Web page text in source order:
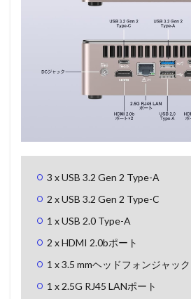
3 x USB 3.2 Gen 2 Type-A
2 x USB 3.2 Gen 2 Type-C
1 x USB 2.0 Type-A
2 x HDMI 2.0bポート
1 x 3.5 mmヘッドフォンジャック
1 x 2.5G RJ45 LANポート